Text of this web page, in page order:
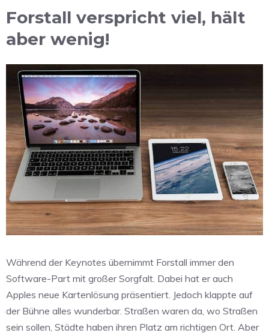
Forstall verspricht viel, hält
aber wenig!
Während der Keynotes übernimmt Forstall immer den
Software-Part mit großer Sorgfalt. Dabei hat er auch
Apples neue Kartenlösung präsentiert. Jedoch klappte auf
der Bühne alles wunderbar. Straßen waren da, wo Straßen
sein sollen, Städte haben ihren Platz am richtigen Ort. Aber